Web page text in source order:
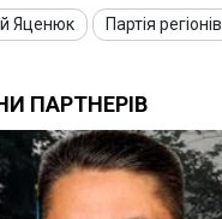
Яценюк Партія регіонів